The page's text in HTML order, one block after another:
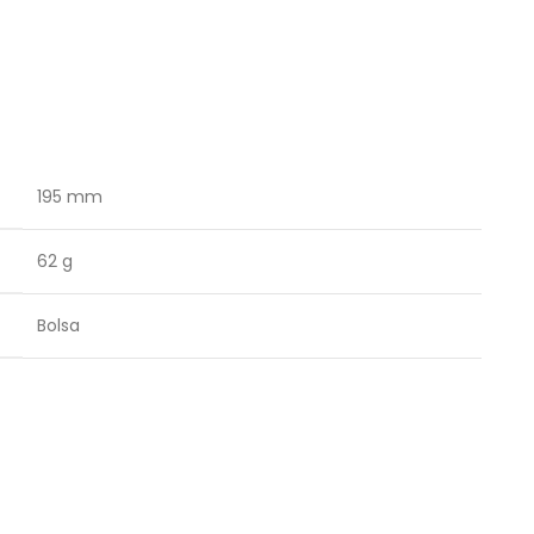
195 mm
62 g
Bolsa